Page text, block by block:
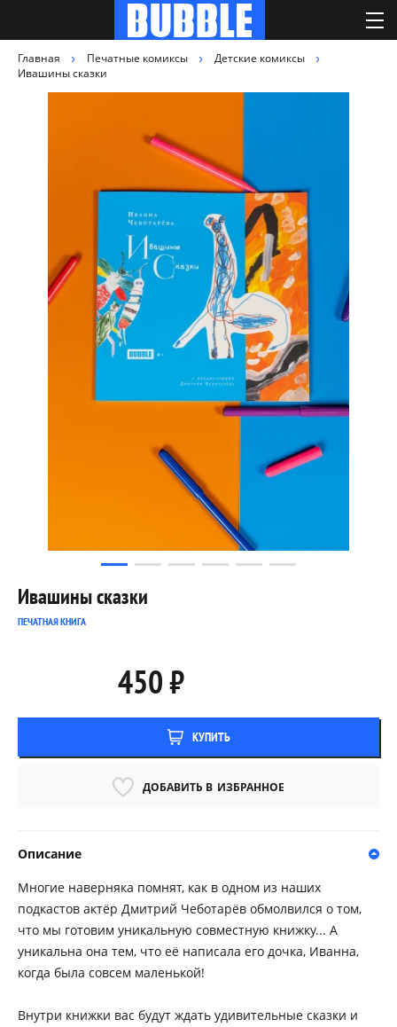
Главная Печатные комиксы
Детские комиксы
Ивашины сказки
Ивашины сказки
ПЕЧАТНАЯ КНИГА
450 ₽
КУПИТЬ
ДОБАВИТЬ В ИЗБРАННОЕ
Описание
Многие наверняка помнят, как в одном из наших
подкастов актёр Дмитрий Чеботарёв обмолвился о том,
что мы готовим уникальную совместную книжку... А
уникальна она тем, что её написала его дочка, Иванна,
когда была совсем маленькой!
Внутри книжки вас будут ждать удивительные сказки и